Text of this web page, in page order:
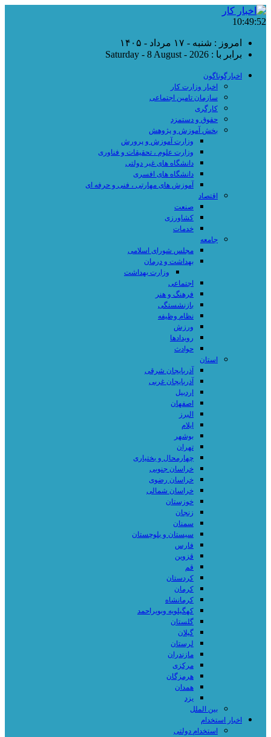
10:49:53
امروز : شنبه - ۱۷ مرداد - ۱۴۰۵
برابر با : Saturday - 8 August - 2026
اخبارگوناگون
اخبار وزارت کار
سازمان تامین اجتماعی
کارگری
حقوق و دستمزد
بخش آموزش و پژوهش
وزارت آموزش و پرورش
وزارت علوم ، تحقیقات و فناوری
دانشگاه های غیر دولتی
دانشگاه های افسری
آموزش های مهارتی ، فنی و حرفه ای
اقتصاد
صنعت
کشاورزی
خدمات
جامعه
مجلس شورای اسلامی
بهداشت و درمان
وزارت بهداشت
اجتماعی
فرهنگ و هنر
بازنشستگی
نظام وظیفه
ورزش
رویدادها
حوادث
استان
آذربایجان شرقی
آذربایجان غربی
اردبیل
اصفهان
البرز
ایلام
بوشهر
تهران
چهارمحال و بختیاری
خراسان جنوبی
خراسان رضوی
خراسان شمالی
خوزستان
زنجان
سمنان
سیستان و بلوچستان
فارس
قزوین
قم
کردستان
کرمان
کرمانشاه
کهگیلویه وبویراحمد
گلستان
گیلان
لرستان
مازندران
مرکزی
هرمزگان
همدان
یزد
بین الملل
اخبار استخدام
استخدام دولتی